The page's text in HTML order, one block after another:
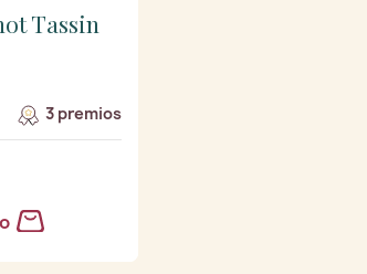
Tassin
3 premios